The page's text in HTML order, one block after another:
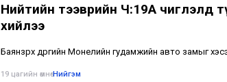
Нийтийн тээврийн Ч:19А чиглэлд түр
хийлээ
Баянзүрх дүүргийн Монелийн гудамжийн авто замыг
19 цагийн өмнө•Нийгэм